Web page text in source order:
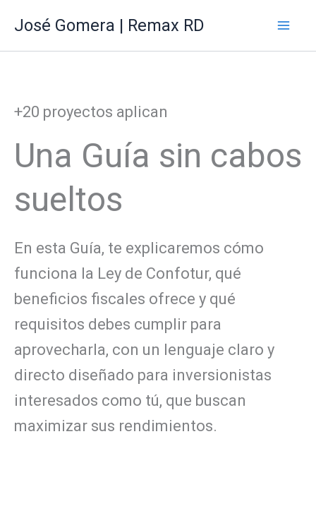
José Gomera | Remax RD
+20 proyectos aplican
Una Guía sin cabos
sueltos
En esta Guía, te explicaremos cómo
funciona la Ley de Confotur, qué
beneficios fiscales ofrece y qué
requisitos debes cumplir para
aprovecharla, con un lenguaje claro y
directo diseñado para inversionistas
interesados como tú, que buscan
maximizar sus rendimientos.